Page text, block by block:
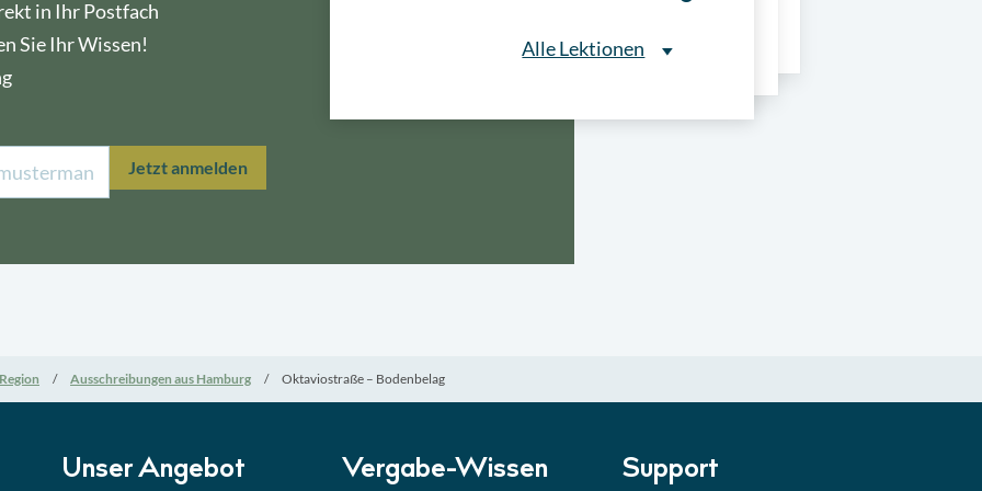
in Ihr Postfach
Sie Ihr Wissen!
Jetzt anmelden
Alle Lektionen
Alle Lektionen
Lektion 5 Eignung im Vergabeverfahren► 3:18 Min
Lektion 6 Abgabe von Angeboten Lektion
Region Ausschreibungen aus Hamburg Oktaviostraße – Bodenbelag
Unser Angebot Vergabe-Wissen Support